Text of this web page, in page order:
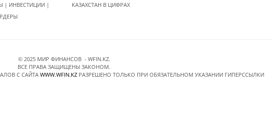
| ИНВЕСТИЦИИ |
КАЗАХСТАН В ЦИФРАХ
© 2025 МИР ФИНАНСОВ - WFIN.KZ.
ВСЕ ПРАВА ЗАЩИЩЕНЫ ЗАКОНОМ.
C САЙТА WWW.WFIN.KZ РАЗРЕШЕНО ТОЛЬКО ПРИ ОБЯЗАТЕЛЬНОМ УКАЗАНИИ ГИПЕРССЫЛКИ